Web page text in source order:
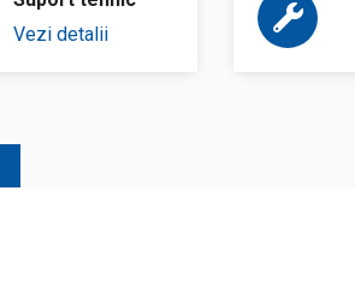
Vezi detalii